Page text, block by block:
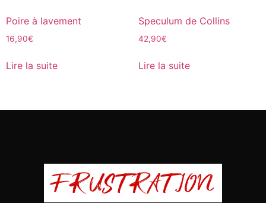
Poire à lavement
16,90€
Lire la suite
Speculum de Collins
42,90€
Lire la suite